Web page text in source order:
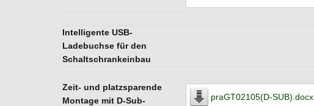
Intelligente USB-
Ladebuchse für den
Schaltschrankeinbau
Zeit- und platzsparende
Montage mit D-Sub-
praGT02105(D-SUB).docx